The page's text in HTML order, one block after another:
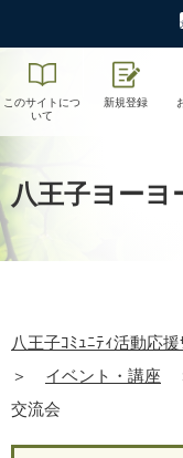
このサイトにつ
いて
新規登録
八王子ヨーヨ
八王子ｺﾐｭﾆﾃｨ活動応
＞
イベント・講座
交流会